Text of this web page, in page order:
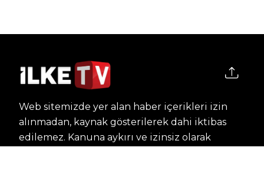
Web sitemizde yer alan haber içerikleri izin
alınmadan, kaynak gösterilerek dahi iktibas
edilemez. Kanuna aykırı ve izinsiz olarak